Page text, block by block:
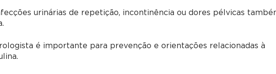
urinárias de repetição, incontinência ou dores pélvicas
é importante para prevenção e orientações relacionadas à